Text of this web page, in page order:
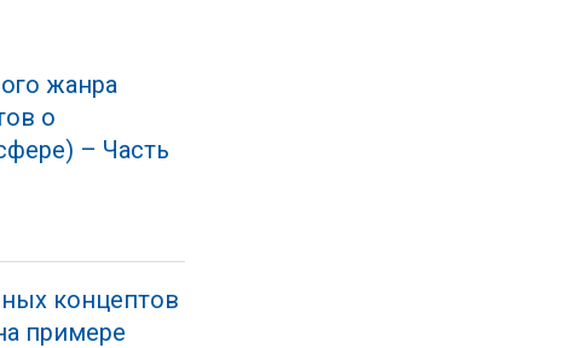
жанра
о
– Часть
концептов
примере